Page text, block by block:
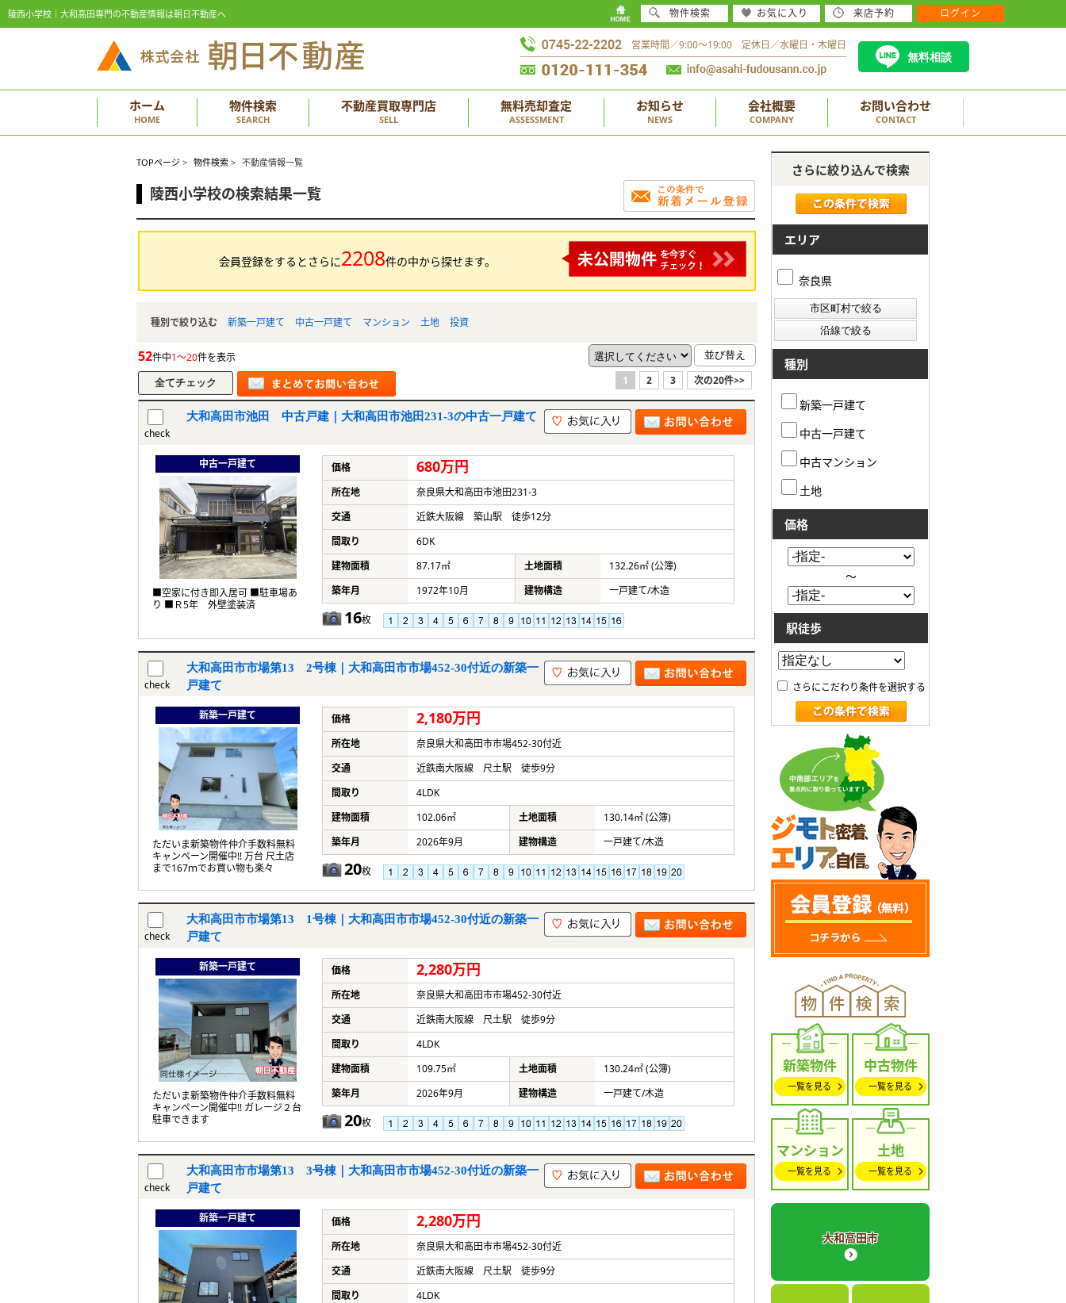
陵西小学校｜大和高田専門の不動産情報は朝日不動産へ
営業時間／9:00～19:00 定休日／水曜日・木曜日
無料相談
ホーム
HOME
物件検索
SEARCH
不動産買取専門店
SELL
無料売却査定
ASSESSMENT
お知らせ
NEWS
会社概要
COMPANY
お問い合わせ
CONTACT
TOPページ > 物件検索 > 不動産情報一覧
陵西小学校の検索結果一覧
会員登録をするとさらに2208件の中から探せます。
種別で絞り込む 新築一戸建て 中古一戸建て マンション 土地 投資
52件中1～20件を表示
1
2 3 次の20件>>
check
大和高田市池田 中古戸建｜大和高田市池田231-3の中古一戸建て
中古一戸建て
■空家に付き即入居可 ■駐車場あ
り ■Ｒ5年 外壁塗装済
価格 680万円
所在地
奈良県大和高田市池田231-3
交通
近鉄大阪線 築山駅 徒歩12分
間取り
6DK
建物面積
87.17㎡ 土地面積
132.26㎡ (公簿)
築年月
1972年10月 建物構造 一戸建て/木造
16枚
check
大和高田市市場第13 2号棟｜大和高田市市場452-30付近の新築一
戸建て
新築一戸建て
ただいま新築物件仲介手数料無料
キャンペーン開催中!! 万台 尺土店
まで167ｍでお買い物も楽々
価格 2,180万円
所在地
奈良県大和高田市市場452-30付近
交通
近鉄南大阪線 尺土駅 徒歩9分
間取り
4LDK
建物面積
102.06㎡ 土地面積
130.14㎡ (公簿)
築年月
2026年9月 建物構造 一戸建て/木造
20枚
check
大和高田市市場第13 1号棟｜大和高田市市場452-30付近の新築一
戸建て
新築一戸建て
ただいま新築物件仲介手数料無料
キャンペーン開催中!! ガレージ２台
駐車できます
価格 2,280万円
所在地
奈良県大和高田市市場452-30付近
交通
近鉄南大阪線 尺土駅 徒歩9分
間取り
4LDK
建物面積
109.75㎡ 土地面積
130.24㎡ (公簿)
築年月
2026年9月 建物構造 一戸建て/木造
20枚
check
大和高田市市場第13 3号棟｜大和高田市市場452-30付近の新築一
戸建て
新築一戸建て 価格 2,280万円
所在地
奈良県大和高田市市場452-30付近
交通
近鉄南大阪線 尺土駅 徒歩9分
間取り
4LDK
さらに絞り込んで検索
エリア
奈良県
種別
新築一戸建て
中古一戸建て
中古マンション
土地
価格
～
駅徒歩
さらにこだわり条件を選択する
新築物件
一覧を見る
中古物件
一覧を見る
マンション
一覧を見る
土地
一覧を見る
大和高田市
物件検索 お気に入り 来店予約 ログイン